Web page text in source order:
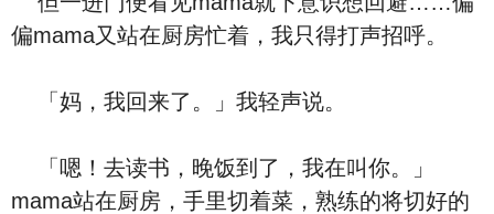
偏mama又站在厨房忙着，我只得打声招呼。
「妈，我回来了。」我轻声说。
「嗯！去读书，晚饭到了，我在叫你。」
mama站在厨房，手里切着菜，熟练的将切好的